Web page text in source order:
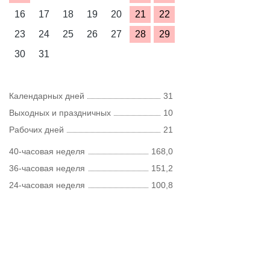
16
17 18 19 20 21
22
23
24 25 26 27 28
29
30
31
Календарных дней
31
Выходных и праздничных
10
Рабочих дней
21
40-часовая неделя
168,0
36-часовая неделя
151,2
24-часовая неделя
100,8